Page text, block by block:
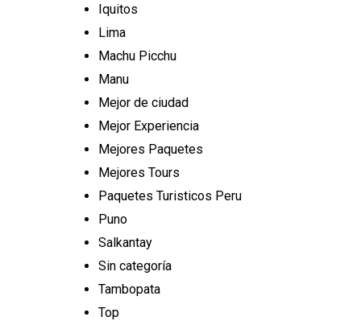
Iquitos
Lima
Machu Picchu
Manu
Mejor de ciudad
Mejor Experiencia
Mejores Paquetes
Mejores Tours
Paquetes Turisticos Peru
Puno
Salkantay
Sin categoría
Tambopata
Top